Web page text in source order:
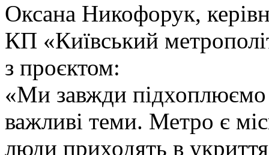
Оксана Никофорук,
КП «Київський
з проєктом:
«Ми завжди підхоплюємо
важливі теми. Метро є
люди приходять в